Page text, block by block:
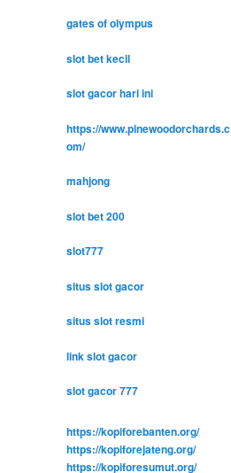
gates of olympus
slot bet kecil
slot gacor hari ini
https://www.pinewoodorchards.c
om/
mahjong
slot bet 200
slot777
situs slot gacor
situs slot resmi
link slot gacor
slot gacor 777
https://kopiforebanten.org/
https://kopiforejateng.org/
https://kopiforesumut.org/